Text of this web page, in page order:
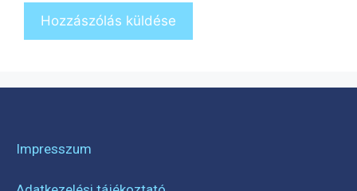
Impresszum